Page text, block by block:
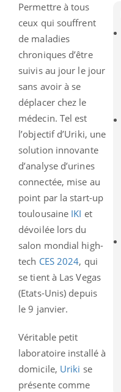
Permettre à tous
ceux qui souffrent
de maladies
chroniques d’être
suivis au jour le jour
sans avoir à se
déplacer chez le
médecin. Tel est
l’objectif d’Uriki, une
solution innovante
d’analyse d’urines
connectée, mise au
point par la start-up
toulousaine IKI et
dévoilée lors du
salon mondial high-
tech CES 2024, qui
se tient à Las Vegas
(Etats-Unis) depuis
le 9 janvier.
Véritable petit
laboratoire installé à
domicile, Uriki se
présente comme